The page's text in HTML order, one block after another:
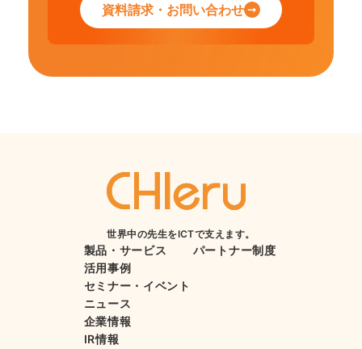
資料請求・お問い合わせ
世界中の先生をICTで支えます。
製品・サービス
活用事例
セミナー・イベント
ニュース
企業情報
IR情報
パートナー制度